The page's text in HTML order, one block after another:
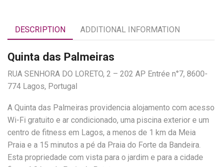
DESCRIPTION ADDITIONAL INFORMATION
Quinta das Palmeiras
RUA SENHORA DO LORETO, 2 – 202 AP Entrée n°7, 8600-
774 Lagos, Portugal
A Quinta das Palmeiras providencia alojamento com acesso
Wi-Fi gratuito e ar condicionado, uma piscina exterior e um
centro de fitness em Lagos, a menos de 1 km da Meia
Praia e a 15 minutos a pé da Praia do Forte da Bandeira.
Esta propriedade com vista para o jardim e para a cidade